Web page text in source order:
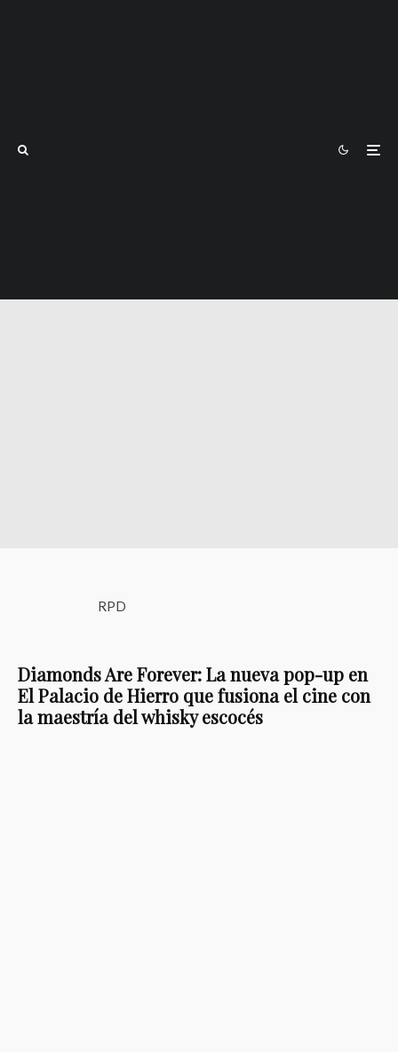
RPD
Diamonds Are Forever: La nueva pop-up en
El Palacio de Hierro que fusiona el cine con
la maestría del whisky escocés